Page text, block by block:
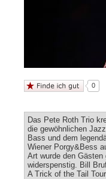
0
Das Pete Roth Trio
die gewöhnlichen
Bass und dem
Wiener Porgy&Bess
Art wurde den
widerspenstig. Bill
A Trick of the Tail